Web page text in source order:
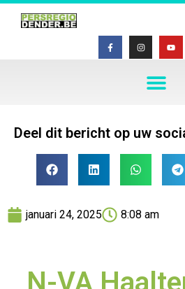
Deel dit bericht op uw
januari 24, 2025 8:08 am
N-VA